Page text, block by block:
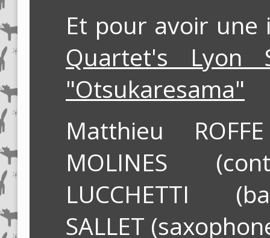
Et pour avoir
Quartet's Lyon
"Otsukaresama"
Matthieu
MOLINES
LUCCHETTI
SALLET